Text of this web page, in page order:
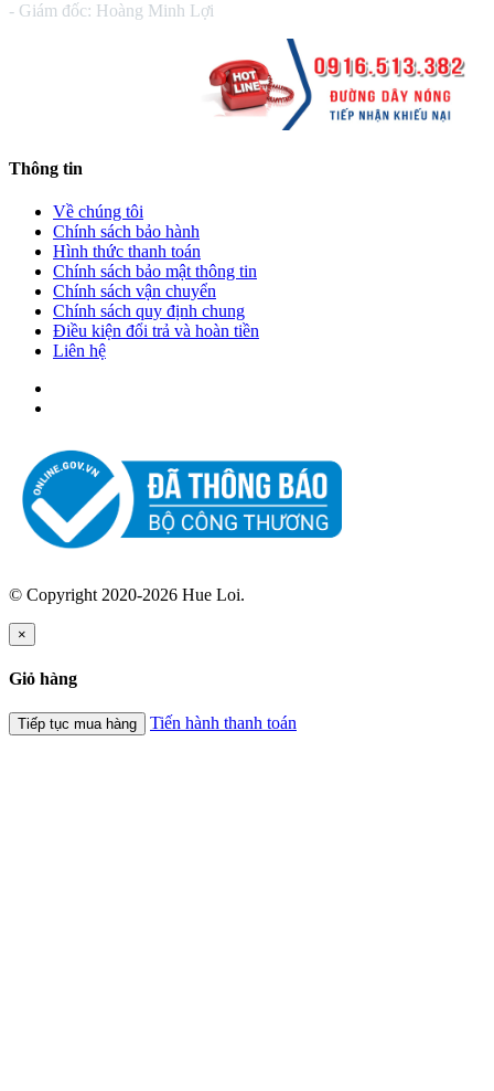
- Giám đốc: Hoàng Minh Lợi
Thông tin
Về chúng tôi
Chính sách bảo hành
Hình thức thanh toán
Chính sách bảo mật thông tin
Chính sách vận chuyển
Chính sách quy định chung
Điều kiện đổi trả và hoàn tiền
Liên hệ
© Copyright 2020-2026 Hue Loi.
×
Giỏ hàng
Tiếp tục mua hàng Tiến hành thanh toán